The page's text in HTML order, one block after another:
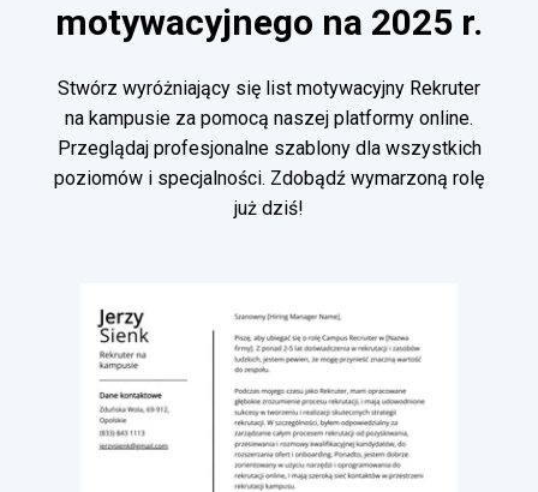
motywacyjnego na 2025 r.
Stwórz wyróżniający się list motywacyjny Rekruter
na kampusie za pomocą naszej platformy online.
Przeglądaj profesjonalne szablony dla wszystkich
poziomów i specjalności. Zdobądź wymarzoną rolę
już dziś!